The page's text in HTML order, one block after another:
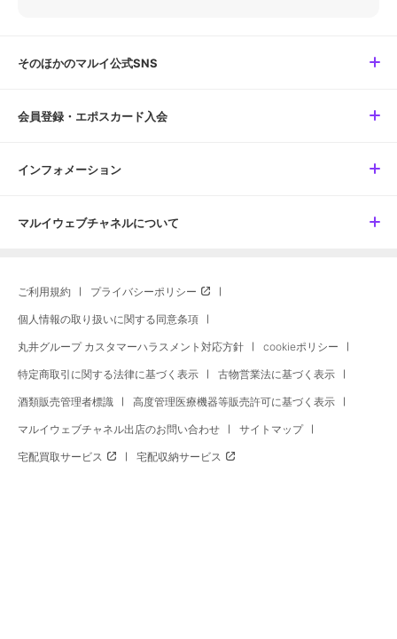
そのほかのマルイ公式SNS
会員登録・エポスカード入会
インフォメーション
マルイウェブチャネルについて
ご利用規約 プライバシーポリシー
個人情報の取り扱いに関する同意条項
丸井グループ カスタマーハラスメント対応方針 cookieポリシー
特定商取引に関する法律に基づく表示 古物営業法に基づく表示
酒類販売管理者標識 高度管理医療機器等販売許可に基づく表示
マルイウェブチャネル出店のお問い合わせ サイトマップ
宅配買取サービス 宅配収納サービス